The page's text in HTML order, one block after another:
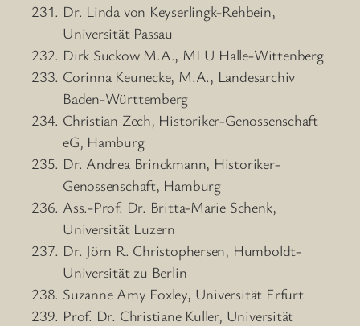
Dr. Linda von Keyserlingk-Rehbein,
Universität Passau
Dirk Suckow M.A., MLU Halle-Wittenberg
Corinna Keunecke, M.A., Landesarchiv
Baden-Württemberg
Christian Zech, Historiker-Genossenschaft
eG, Hamburg
Dr. Andrea Brinckmann, Historiker-
Genossenschaft, Hamburg
Ass.-Prof. Dr. Britta-Marie Schenk,
Universität Luzern
Dr. Jörn R. Christophersen, Humboldt-
Universität zu Berlin
Suzanne Amy Foxley, Universität Erfurt
Prof. Dr. Christiane Kuller, Universität